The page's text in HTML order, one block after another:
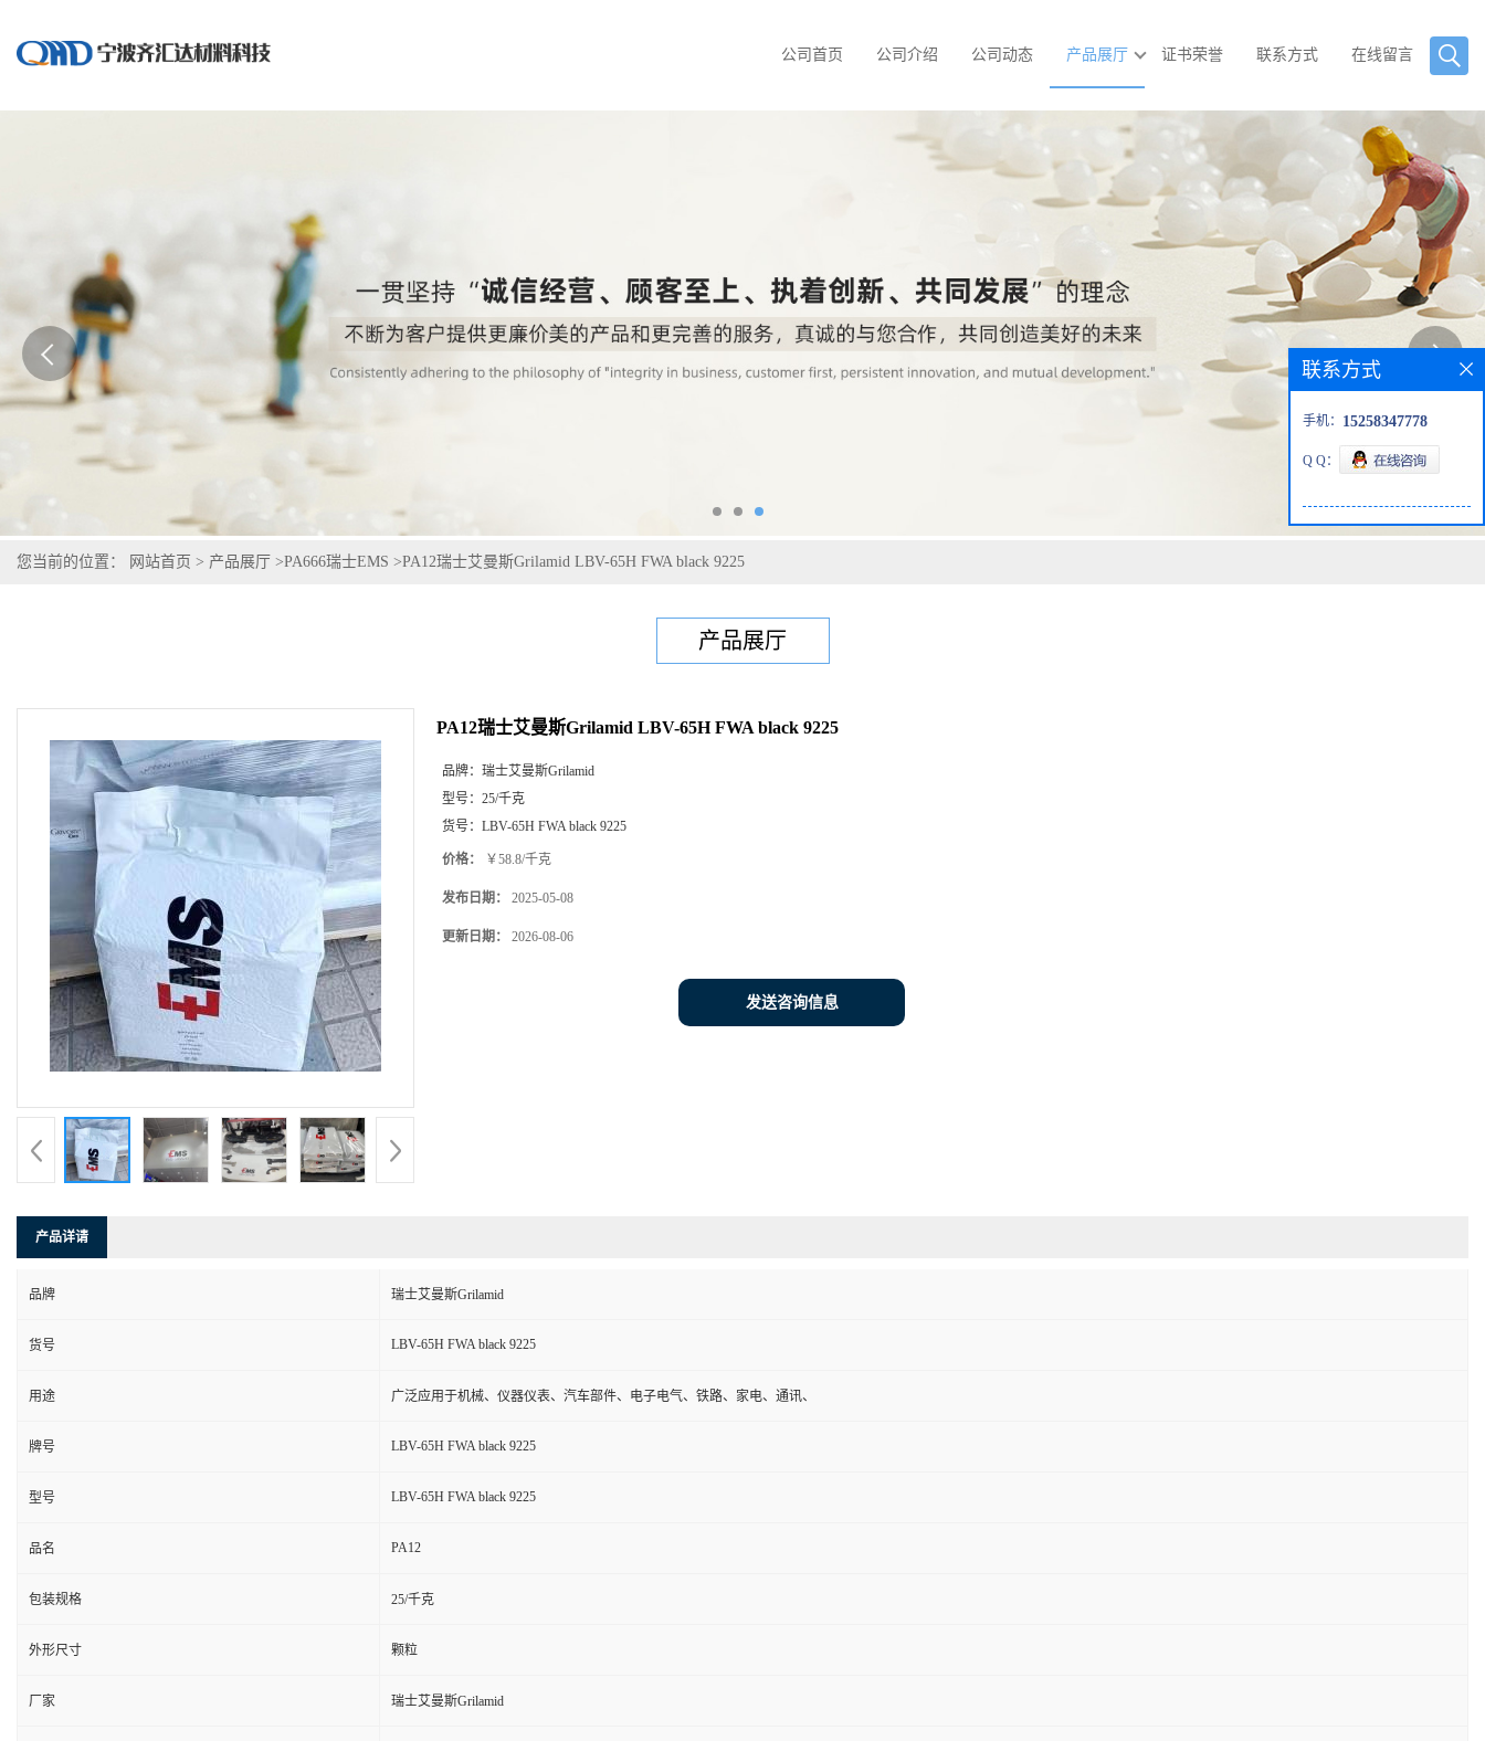
公司首页 公司介绍 公司动态 产品展厅 证书荣誉 联系方式 在线留言
您当前的位置： 网站首页 > 产品展厅 >PA666瑞士EMS >PA12瑞士艾曼斯Grilamid LBV-65H FWA black 9225
产品展厅
PA12瑞士艾曼斯Grilamid LBV-65H FWA black 9225
品牌： 瑞士艾曼斯Grilamid
型号： 25/千克
货号： LBV-65H FWA black 9225
价格： ￥58.8/千克
发布日期： 2025-05-08
更新日期： 2026-08-06
发送咨询信息
产品详请
品牌 瑞士艾曼斯Grilamid
货号 LBV-65H FWA black 9225
用途 广泛应用于机械、仪器仪表、汽车部件、电子电气、铁路、家电、通讯、
牌号 LBV-65H FWA black 9225
型号 LBV-65H FWA black 9225
品名 PA12
包装规格 25/千克
外形尺寸 颗粒
厂家 瑞士艾曼斯Grilamid
联系方式
手机： 15258347778
Q Q：